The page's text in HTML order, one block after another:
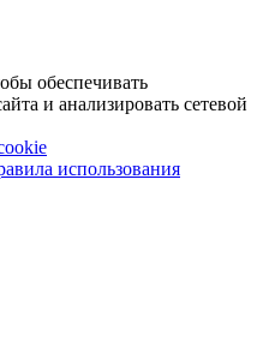
обеспечивать
и анализировать сетевой
использования